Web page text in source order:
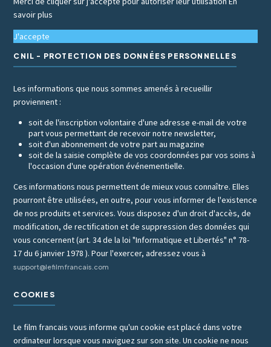
savoir plus
J'accepte
CNIL - PROTECTION DES DONNÉES PERSONNELLES
Les informations que nous sommes amenés à recueillir
proviennent :
soit de l'inscription volontaire d'une adresse e-mail de votre
part vous permettant de recevoir notre newsletter,
soit d'un abonnement de votre part au magazine
soit de la saisie complète de vos coordonnées par vos soins à
l'occasion d'une opération événementielle.
Ces informations nous permettent de mieux vous connaître. Elles
pourront être utilisées, en outre, pour vous informer de l'existence
de nos produits et services. Vous disposez d'un droit d'accès, de
modification, de rectification et de suppression des données qui
vous concernent (art. 34 de la loi "Informatique et Libertés" n° 78-
17 du 6 janvier 1978 ). Pour l'exercer, adressez vous à
support@lefilmfrancais.com
COOKIES
Le film francais vous informe qu'un cookie est placé dans votre
ordinateur lorsque vous naviguez sur son site. Un cookie ne nous